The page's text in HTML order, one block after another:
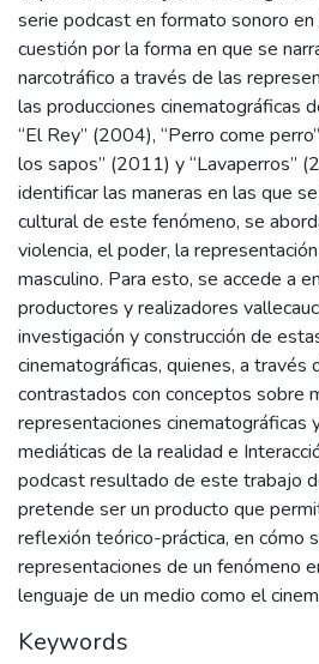
serie podcast en formato sonoro
cuestión por la forma en que se
narcotráfico a través de las
las producciones cinematográficas
“El Rey” (2004), “Perro come
los sapos” (2011) y “Lavaperros”
identificar las maneras en las que
cultural de este fenómeno, se
violencia, el poder, la
masculino. Para esto, se accede a
productores y realizadores
investigación y construcción de
cinematográficas, quienes, a través
contrastados con conceptos sobre
representaciones cinematográficas
mediáticas de la realidad e
podcast resultado de este trabajo
pretende ser un producto que
reflexión teórico-práctica, en cómo
representaciones de un fenómeno
lenguaje de un medio como el
Keywords